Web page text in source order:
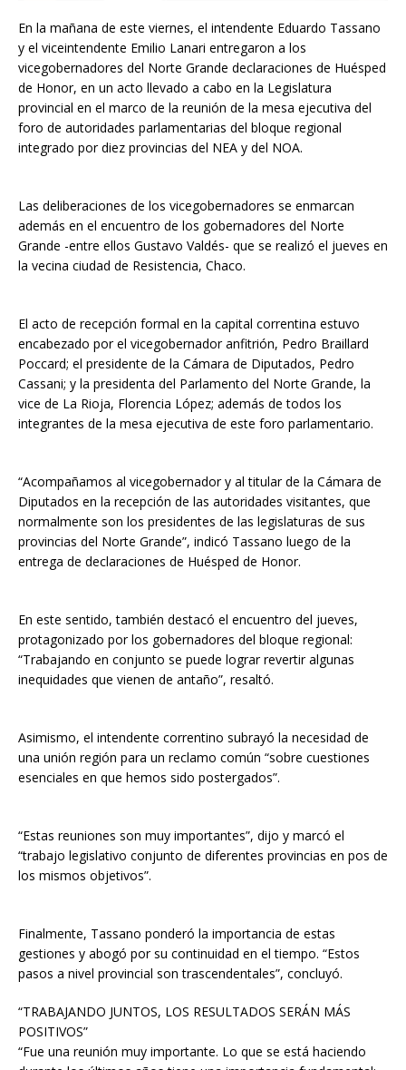
En la mañana de este viernes, el intendente Eduardo Tassano
y el viceintendente Emilio Lanari entregaron a los
vicegobernadores del Norte Grande declaraciones de Huésped
de Honor, en un acto llevado a cabo en la Legislatura
provincial en el marco de la reunión de la mesa ejecutiva del
foro de autoridades parlamentarias del bloque regional
integrado por diez provincias del NEA y del NOA.
Las deliberaciones de los vicegobernadores se enmarcan
además en el encuentro de los gobernadores del Norte
Grande -entre ellos Gustavo Valdés- que se realizó el jueves en
la vecina ciudad de Resistencia, Chaco.
El acto de recepción formal en la capital correntina estuvo
encabezado por el vicegobernador anfitrión, Pedro Braillard
Poccard; el presidente de la Cámara de Diputados, Pedro
Cassani; y la presidenta del Parlamento del Norte Grande, la
vice de La Rioja, Florencia López; además de todos los
integrantes de la mesa ejecutiva de este foro parlamentario.
“Acompañamos al vicegobernador y al titular de la Cámara de
Diputados en la recepción de las autoridades visitantes, que
normalmente son los presidentes de las legislaturas de sus
provincias del Norte Grande”, indicó Tassano luego de la
entrega de declaraciones de Huésped de Honor.
En este sentido, también destacó el encuentro del jueves,
protagonizado por los gobernadores del bloque regional:
“Trabajando en conjunto se puede lograr revertir algunas
inequidades que vienen de antaño”, resaltó.
Asimismo, el intendente correntino subrayó la necesidad de
una unión región para un reclamo común “sobre cuestiones
esenciales en que hemos sido postergados”.
“Estas reuniones son muy importantes”, dijo y marcó el
“trabajo legislativo conjunto de diferentes provincias en pos de
los mismos objetivos”.
Finalmente, Tassano ponderó la importancia de estas
gestiones y abogó por su continuidad en el tiempo. “Estos
pasos a nivel provincial son trascendentales”, concluyó.
“TRABAJANDO JUNTOS, LOS RESULTADOS SERÁN MÁS
POSITIVOS”
“Fue una reunión muy importante. Lo que se está haciendo